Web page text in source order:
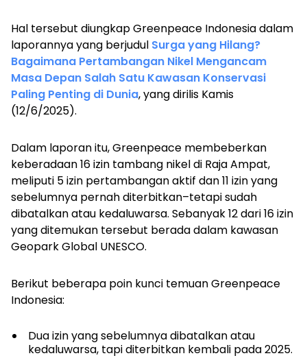
Hal tersebut diungkap Greenpeace Indonesia dalam
laporannya yang berjudul Surga yang Hilang?
Bagaimana Pertambangan Nikel Mengancam
Masa Depan Salah Satu Kawasan Konservasi
Paling Penting di Dunia, yang dirilis Kamis
(12/6/2025).
Dalam laporan itu, Greenpeace membeberkan
keberadaan 16 izin tambang nikel di Raja Ampat,
meliputi 5 izin pertambangan aktif dan 11 izin yang
sebelumnya pernah diterbitkan–tetapi sudah
dibatalkan atau kedaluwarsa. Sebanyak 12 dari 16 izin
yang ditemukan tersebut berada dalam kawasan
Geopark Global UNESCO.
Berikut beberapa poin kunci temuan Greenpeace
Indonesia:
Dua izin yang sebelumnya dibatalkan atau
kedaluwarsa, tapi diterbitkan kembali pada 2025.